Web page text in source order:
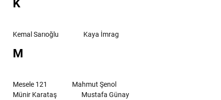
K
Kemal Sarıoğlu Kaya İmrag
M
Mesele 121
Mahmut Şenol
Münir Karataş
Mustafa Günay